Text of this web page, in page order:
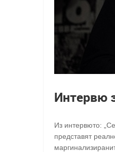
Интервю
Из интервюто:
представят